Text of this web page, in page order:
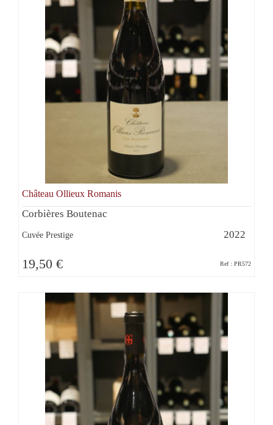
Château Ollieux Romanis
Corbières Boutenac
Cuvée Prestige 2022
19,50 € Ref : PR572